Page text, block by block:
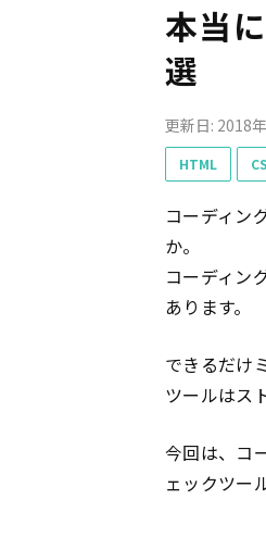
本当
選
更新日: 2018
HTML
コーディン
か。
コーディン
あります。
できるだけ
ツールはス
今回は、コ
ェックツー